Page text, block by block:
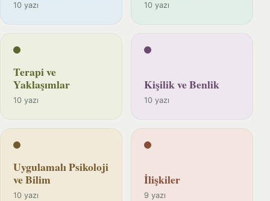
10 yazı 10 yazı
Terapi ve
Yaklaşımlar
10 yazı
Kişilik ve Benlik
10 yazı
Uygulamalı Psikoloji
ve Bilim
10 yazı
İlişkiler
9 yazı